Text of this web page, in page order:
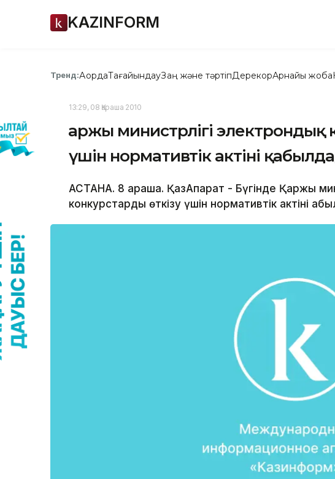
KAZINFORM
Тренд:АқордаТағайындауЗаң және тәртіпДерекқорАрнайы жоба
13:29, 08 Қараша 2010
Қаржы министрлігі электрондық
үшін нормативтік актіні
АСТАНА. 8 қараша. ҚазАқпарат - Бүгінде Қаржы
конкурстарды өткізу үшін нормативтік актіні